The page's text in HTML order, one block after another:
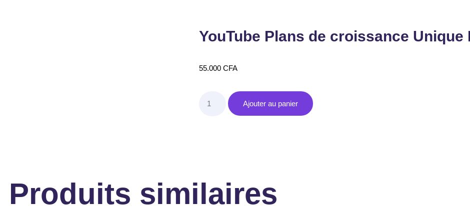
YouTube Plans de croissance Unique
55.000 CFA
Ajouter au panier
Produits similaires